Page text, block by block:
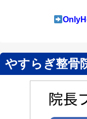
やすらぎ整